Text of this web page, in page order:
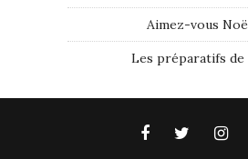
Aimez-vous
Les préparatifs de